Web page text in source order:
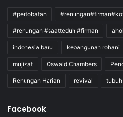
#pertobatan
#renungan #saatteduh #firman
indonesia baru kebangunan rohani
mujizat Oswald Chambers
Renungan Harian revival
Facebook